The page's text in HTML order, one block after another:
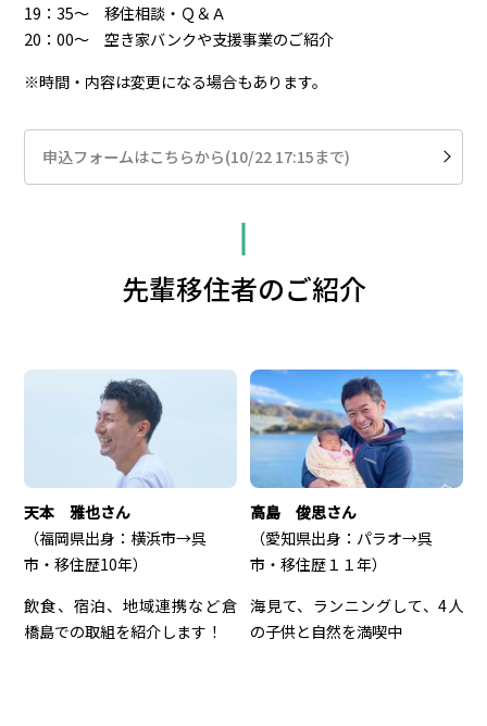
19：35～ 移住相談・Ｑ＆Ａ
20：00～ 空き家バンクや支援事業のご紹介
※時間・内容は変更になる場合もあります。
申込フォームはこちらから(10/22 17:15まで)
先輩移住者のご紹介
天本 雅也さん
（福岡県出身：横浜市→呉
市・移住歴10年）
飲食、宿泊、地域連携など倉
橋島での取組を紹介します！
高島 俊思さん
（愛知県出身：パラオ→呉
市・移住歴１１年）
海見て、ランニングして、4人
の子供と自然を満喫中